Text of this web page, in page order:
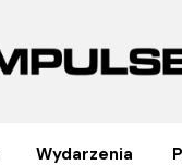
Wydarzenia